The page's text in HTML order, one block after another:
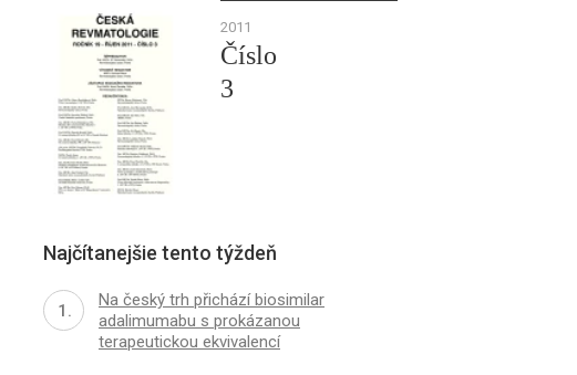
2011
Číslo
3
Najčítanejšie tento týždeň
Na český trh přichází biosimilar
adalimumabu s prokázanou
terapeutickou ekvivalencí